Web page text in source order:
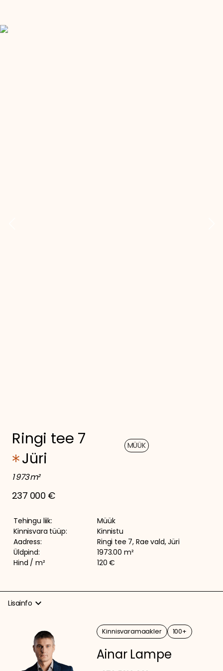
Ringi tee 7
Jüri
MÜÜK
1 973 m²
237 000 €
Tehingu liik:
Müük
Kinnisvara tüüp:
Kinnistu
Aadress:
Ringi tee 7, Rae vald, Jüri
Üldpind:
1973.00 m²
Hind / m²
120 €
Lisainfo expand_more
Müüa kehtestatud detailplaneeringuga ärimaa kinnistu Jüris,
aadressil Ringi tee 7.
-Katastritunnus: 65301:003:2610
Kinnisvaramaakler 100+
Ainar Lampe